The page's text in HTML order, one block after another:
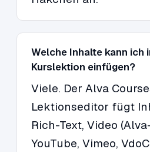
Welche Inhalte kann ich
Kurslektion einfügen?
Viele. Der Alva
Lektionseditor fügt
Rich-Text, Video
YouTube, Vimeo,